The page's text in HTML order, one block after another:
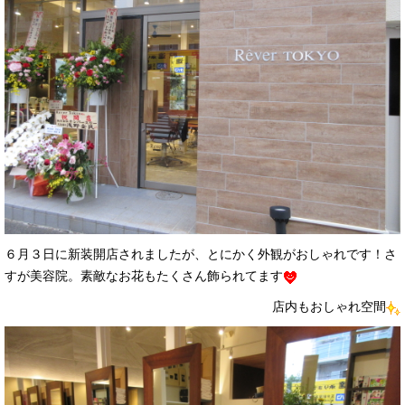
６月３日に新装開店されましたが、とにかく外観がおしゃれです！さ
すが美容院。素敵なお花もたくさん飾られてます
店内もおしゃれ空間